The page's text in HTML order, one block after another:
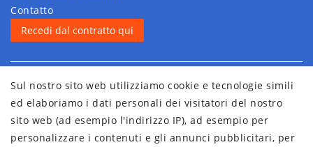
Contatto
Recedi dal contratto qui
Sul nostro sito web utilizziamo cookie e tecnologie simili
ed elaboriamo i dati personali dei visitatori del nostro
sito web (ad esempio l'indirizzo IP), ad esempio per
personalizzare i contenuti e gli annunci pubblicitari, per